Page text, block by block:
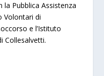
Pubblica Assistenza
Volontari di
e l’Istituto
Collesalvetti.